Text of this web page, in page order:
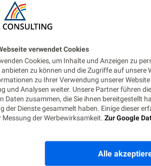
verwendet Cookies
Cookies, um Inhalte und Anzeigen zu
anbieten zu können und die Zugriffe auf unsere
zu Ihrer Verwendung unserer
und Analysen weiter. Unsere Partner führen
Daten zusammen, die Sie ihnen bereitgestellt
der Dienste gesammelt haben. Einige dieser
Messung der Werbewirksamkeit. Zur Google
Alle